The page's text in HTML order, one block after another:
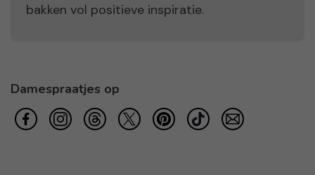
bakken vol positieve inspiratie.
Damespraatjes op